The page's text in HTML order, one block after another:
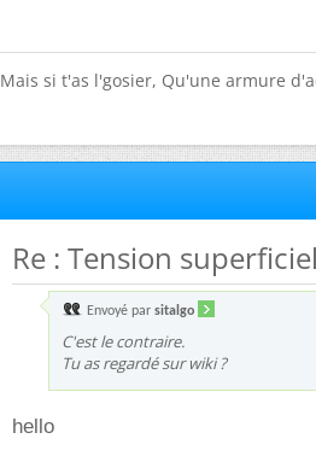
Mais si t'as l'gosier, Qu'une armure
Re : Tension
Envoyé par sitalgo
C'est le contraire.
Tu as regardé sur wiki ?
hello